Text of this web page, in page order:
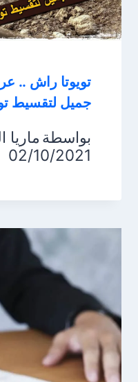
تويوتا راش ..
جميل لتقسيط
بواسطة ماريا
02/10/2021